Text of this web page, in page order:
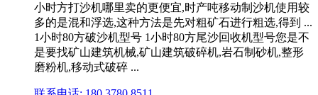
小时方打沙机哪里卖的更便宜,时产吨移动制沙机使用较
多的是混和浮选,这种方法是先对粗矿石进行粗选,得到 ...
1小时80方破沙机型号 1小时80方尾沙回收机型号您是不
是要找矿山建筑机械,矿山建筑破碎机,岩石制砂机,整形
磨粉机,移动式破碎 ...